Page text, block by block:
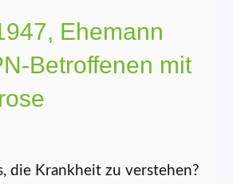
Ehemann
Betroffenen mit
die Krankheit zu verstehen?